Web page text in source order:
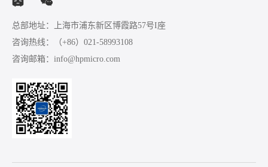
总部地址：上海市浦东新区博霞路57号I座
咨询热线：
（+86）021-58993108
咨询邮箱： info@hpmicro.com